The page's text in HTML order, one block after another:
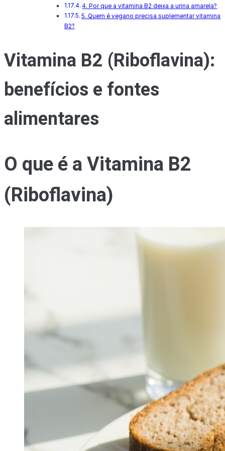
4. Por que a vitamina B2 deixa a urina amarela?
5. Quem é vegano precisa suplementar vitamina
B2?
Vitamina B2 (Riboflavina):
benefícios e fontes
alimentares
O que é a Vitamina B2
(Riboflavina)